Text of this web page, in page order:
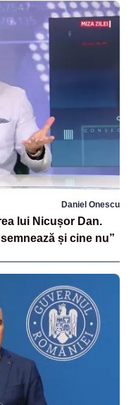
Daniel Onescu
lui Nicușor Dan.
și cine nu”